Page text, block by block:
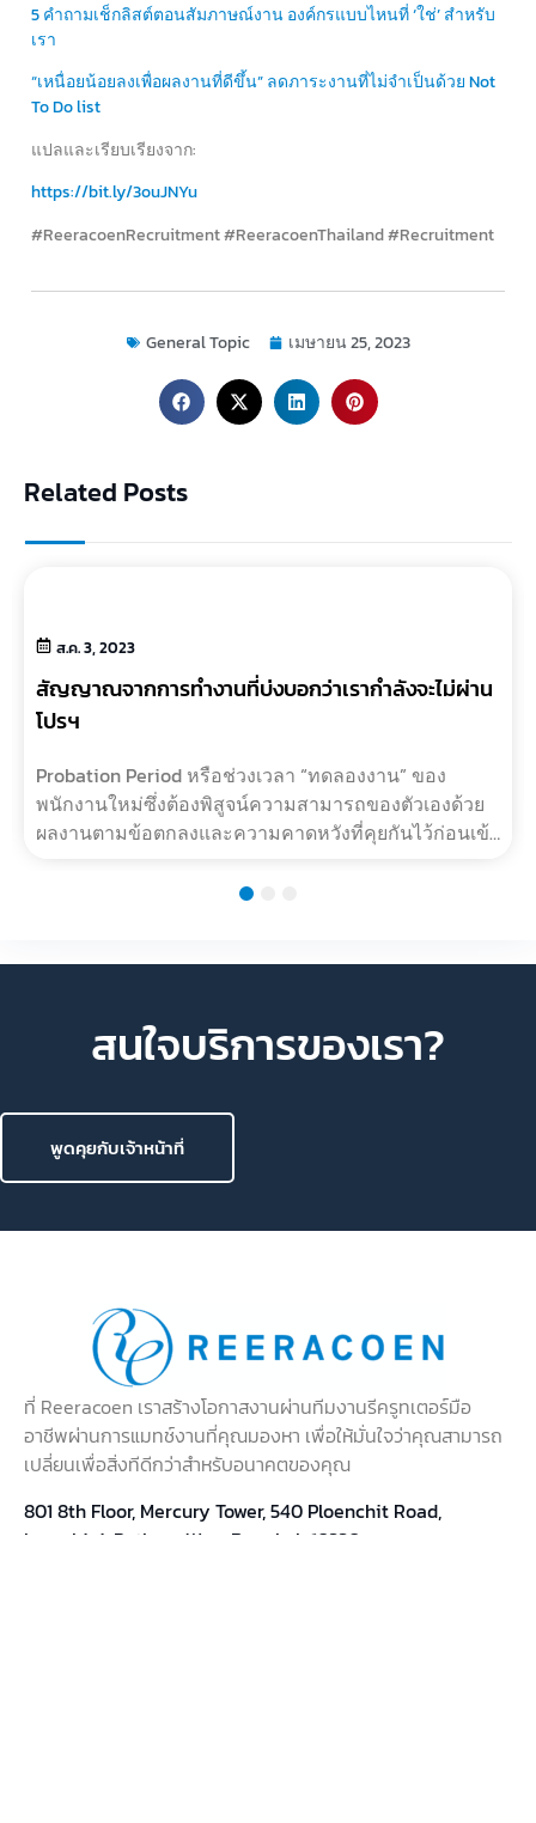
5 คำถามเช็กลิสต์ตอนสัมภาษณ์งาน องค์กรแบบไหนที่ ‘ใช่’ สำหรับ
เรา
“เหนื่อยน้อยลงเพื่อผลงานที่ดีขึ้น” ลดภาระงานที่ไม่จำเป็นด้วย Not
To Do list
แปลและเรียบเรียงจาก:
https://bit.ly/3ouJNYu
#ReeracoenRecruitment #ReeracoenThailand #Recruitment
General Topic เมษายน 25, 2023
Related Posts
ส.ค. 3, 2023
สัญญาณจากการทำงานที่บ่งบอกว่าเรากำลังจะไม่ผ่าน
Probation Period หรือช่วงเวลา “ทดลองงาน” ของ
ผลงานตามข้อตกลงและความคาดหวังที่คุยกันไว้ก่อนเข้า
มาเริ่มงาน นอกจากนี้ระหว่างช่วงเวลาทดล…
2 3
สนใจบริการของเรา?